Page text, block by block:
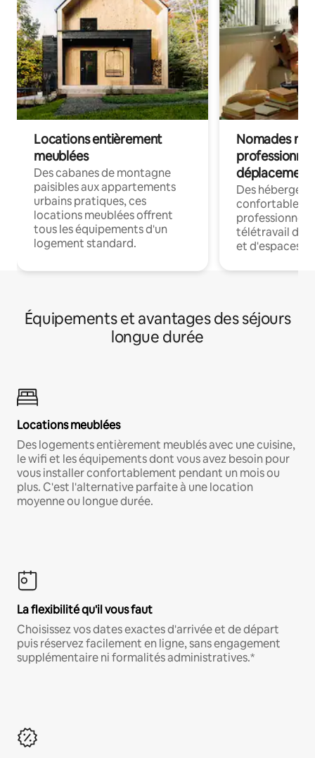
Locations entièrement
meublées
Des cabanes de montagne
paisibles aux appartements
urbains pratiques, ces
locations meublées offrent
tous les équipements d'un
logement standard.
Nomades
déplacement
Des
confortables
professionnels
télétravail
et d'espaces
Équipements et avantages des séjours
longue durée
Locations meublées
Des logements entièrement meublés avec une cuisine,
le wifi et les équipements dont vous avez besoin pour
vous installer confortablement pendant un mois ou
plus. C'est l'alternative parfaite à une location
moyenne ou longue durée.
La flexibilité qu'il vous faut
Choisissez vos dates exactes d'arrivée et de départ
puis réservez facilement en ligne, sans engagement
supplémentaire ni formalités administratives.*